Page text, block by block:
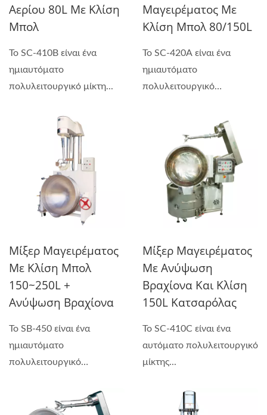
Αερίου 80L Με Κλίση
Μπολ
Το SC-410B είναι ένα
ημιαυτόματο
πολυλειτουργικό μίκτη...
Μαγειρέματος Με
Κλίση Μπολ 80/150L
Το SC-420A είναι ένα
ημιαυτόματο
πολυλειτουργικό
Μίξερ Μαγειρέματος
Με Κλίση Μπολ
150~250L +
Ανύψωση Βραχίονα
Το SB-450 είναι ένα
ημιαυτόματο
πολυλειτουργικό
Μίξερ Μαγειρέματος
Με Ανύψωση
Βραχίονα Και Κλίση
150L Κατσαρόλας
Το SC-410C είναι ένα
αυτόματο πολυλειτουργικό
μίκτης...